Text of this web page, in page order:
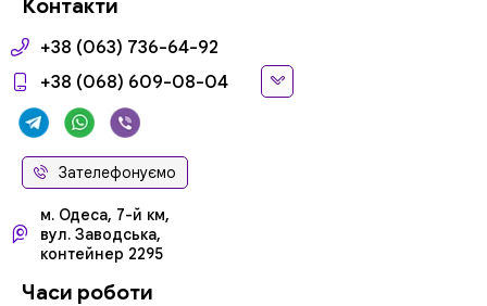
Контакти
+38 (063) 736-64-92
+38 (068) 609-08-04
Зателефонуємо
м. Одеса, 7-й км,
вул. Заводська,
контейнер 2295
Часи роботи